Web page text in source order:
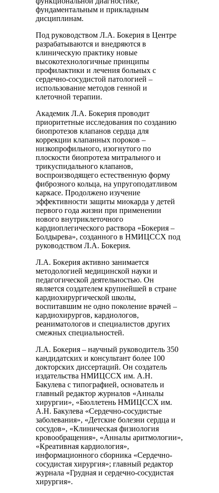
фундаментальным и прикладным
дисциплинам.
Под руководством Л.А. Бокерия в Центре
разрабатываются и внедряются в
клиническую практику новые
высокотехнологичные принципы
профилактики и лечения больных с
сердечно-сосудистой патологией –
использование методов генной и
клеточной терапии.
Академик Л.А. Бокерия проводит
приоритетные исследования по созданию
биопротезов клапанов сердца для
коррекции клапанных пороков –
низкопрофильного, изогнутого по
плоскости биопротеза митрального и
трикуспидального клапанов,
воспроизводящего естественную форму
фиброзного кольца, на упругоподатливом
каркасе. Продолжено изучение
эффективности защиты миокарда у детей
первого года жизни при применении
нового внутриклеточного
кардиоплегического раствора «Бокерия –
Болдырева», созданного в НМИЦССХ под
руководством Л.А. Бокерия.
Л.А. Бокерия активно занимается
методологией медицинской науки и
педагогической деятельностью. Он
является создателем крупнейшей в стране
кардиохирургической школы,
воспитавшим не одно поколение врачей –
кардиохирургов, кардиологов,
реаниматологов и специалистов других
смежных специальностей.
Л.А. Бокерия – научный руководитель 350
кандидатских и консультант более 100
докторских диссертаций. Он создатель
издательства НМИЦССХ им. А.Н.
Бакулева с типографией, основатель и
главный редактор журналов «Анналы
хирургии», «Бюллетень НМИЦССХ им.
А.Н. Бакулева «Сердечно-сосудистые
заболевания», «Детские болезни сердца и
сосудов», «Клиническая физиология
кровообращения», «Анналы аритмологии»,
«Креативная кардиология»,
информационного сборника «Сердечно-
сосудистая хирургия»; главный редактор
журнала «Грудная и сердечно-сосудистая
хирургия».